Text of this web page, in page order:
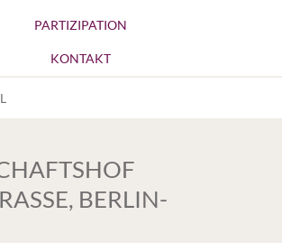
PARTIZIPATION
KONTAKT
BERLIN-S